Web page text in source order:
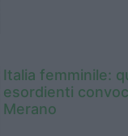
Italia femminile:
esordienti
Merano